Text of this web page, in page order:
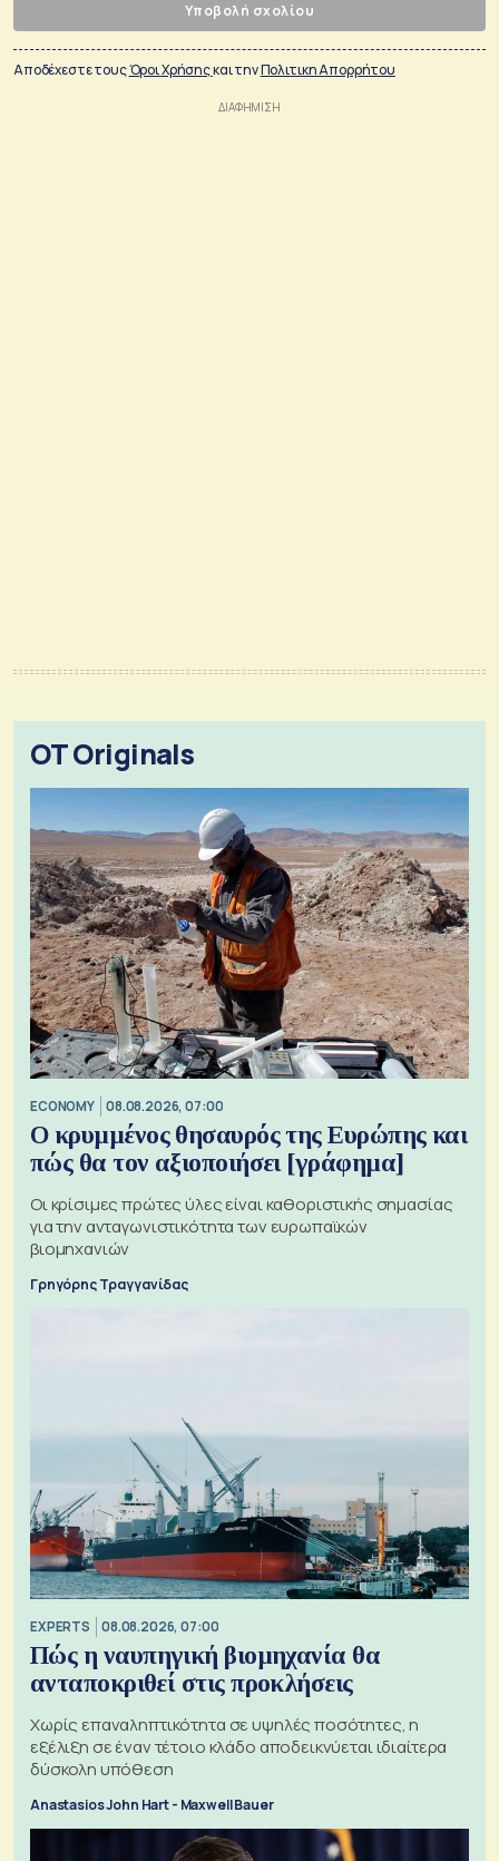
Υποβολή σχολίου
Αποδέχεστε τουςΌροι Χρήσηςκαι τηνΠολιτικη Απορρήτου
OT Originals
ECONOMY 08.08.2026, 07:00
Ο κρυμμένος θησαυρός της Ευρώπης και
πώς θα τον αξιοποιήσει [γράφημα]
Οι κρίσιμες πρώτες ύλες είναι καθοριστικής σημασίας
για την ανταγωνιστικότητα των ευρωπαϊκών
βιομηχανιών
Γρηγόρης Τραγγανίδας
EXPERTS 08.08.2026, 07:00
Πώς η ναυπηγική βιομηχανία θα
ανταποκριθεί στις προκλήσεις
Χωρίς επαναληπτικότητα σε υψηλές ποσότητες, η
εξέλιξη σε έναν τέτοιο κλάδο αποδεικνύεται ιδιαίτερα
δύσκολη υπόθεση
Anastasios John Hart - Maxwell Bauer